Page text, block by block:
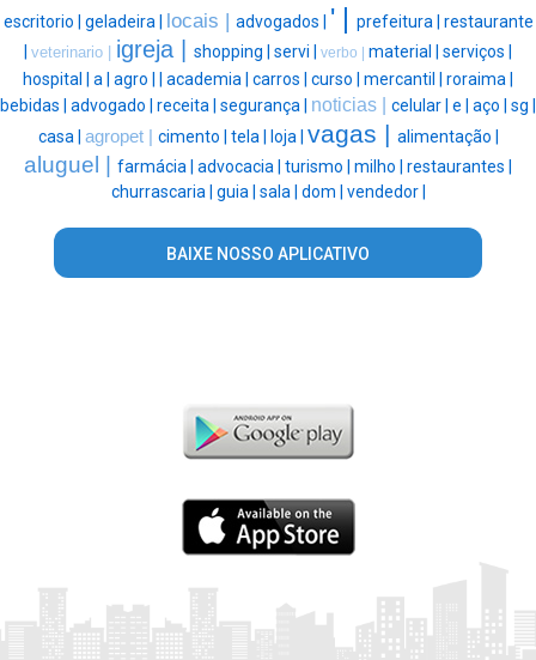
escritorio | geladeira | locais | advogados | ' | prefeitura | restaurante
| veterinario | igreja | shopping | servi | verbo | material | serviços |
hospital | a | agro | | academia | carros | curso | mercantil | roraima |
bebidas | advogado | receita | segurança | noticias | celular | e | aço | sg |
casa | agropet | cimento | tela | loja | vagas | alimentação |
aluguel | farmácia | advocacia | turismo | milho | restaurantes |
churrascaria | guia | sala | dom | vendedor |
BAIXE NOSSO APLICATIVO